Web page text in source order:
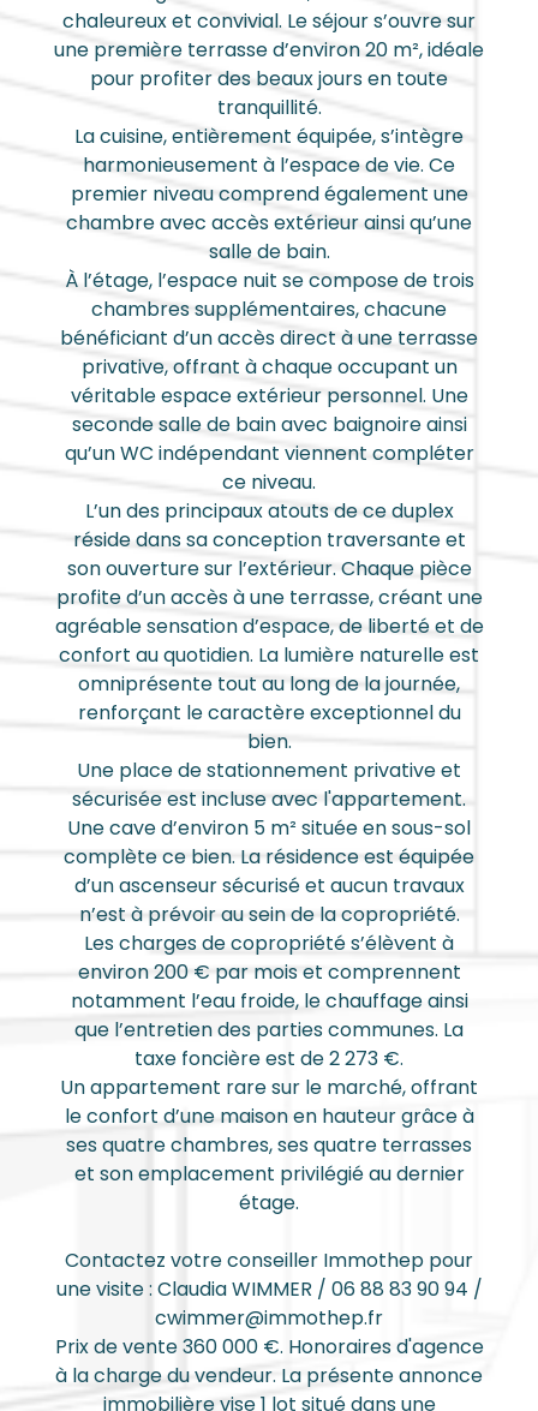
chaleureux et convivial. Le séjour s’ouvre sur
une première terrasse d’environ 20 m², idéale
pour profiter des beaux jours en toute
tranquillité.
La cuisine, entièrement équipée, s’intègre
harmonieusement à l’espace de vie. Ce
premier niveau comprend également une
chambre avec accès extérieur ainsi qu’une
salle de bain.
À l’étage, l’espace nuit se compose de trois
chambres supplémentaires, chacune
bénéficiant d’un accès direct à une terrasse
privative, offrant à chaque occupant un
véritable espace extérieur personnel. Une
seconde salle de bain avec baignoire ainsi
qu’un WC indépendant viennent compléter
ce niveau.
L’un des principaux atouts de ce duplex
réside dans sa conception traversante et
son ouverture sur l’extérieur. Chaque pièce
profite d’un accès à une terrasse, créant une
agréable sensation d’espace, de liberté et de
confort au quotidien. La lumière naturelle est
omniprésente tout au long de la journée,
renforçant le caractère exceptionnel du
bien.
Une place de stationnement privative et
sécurisée est incluse avec l'appartement.
Une cave d’environ 5 m² située en sous-sol
complète ce bien. La résidence est équipée
d’un ascenseur sécurisé et aucun travaux
n’est à prévoir au sein de la copropriété.
Les charges de copropriété s’élèvent à
environ 200 € par mois et comprennent
notamment l’eau froide, le chauffage ainsi
que l’entretien des parties communes. La
taxe foncière est de 2 273 €.
Un appartement rare sur le marché, offrant
le confort d’une maison en hauteur grâce à
ses quatre chambres, ses quatre terrasses
et son emplacement privilégié au dernier
étage.
Contactez votre conseiller Immothep pour
une visite : Claudia WIMMER / 06 88 83 90 94 /
cwimmer@immothep.fr
Prix de vente 360 000 €. Honoraires d'agence
à la charge du vendeur. La présente annonce
immobilière vise 1 lot situé dans une